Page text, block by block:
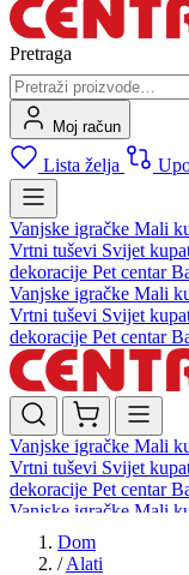
Pretraga
Moj račun
Lista želja
Vanjske igračke Mali
Vrtni tuševi Svijet
dekoracije Pet centar
Vanjske igračke Mali
Vrtni tuševi Svijet
dekoracije Pet centar
Vanjske igračke Mali
Vrtni tuševi Svijet
dekoracije Pet centar
Vanjske igračke Mali
Vrtni tuševi
dekoracijePet centar
Dom
/ Alati